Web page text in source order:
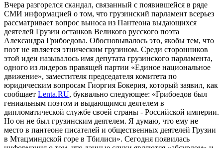
Вчера разгорелся скандал, связанный с появившейся в ряде
СМИ информацией о том, что грузинский парламент всерьез
рассматривает вопрос выноса из Пантеона выдающихся
деятелей Грузии останков Великого русского поэта
Александра Грибоедова. Обосновывалось это, якобы тем, что
поэт не является этническим грузином. Среди сторонников
этой идеи называлось имя депутата грузинского парламента,
одного из лидеров правящей партии «Единое национальное
движение», заместителя председателя комитета по
юридическим вопросам Гиоргия Бокерия, который заявил, как
сообщает Lenta.RU, буквально следующее: «Грибоедов был
гениальным поэтом и выдающимся деятелем в
дипломатической службе своей страны - Российской империи.
Но он не был грузинским деятелем. Я думаю, что ему не
место в пантеоне писателей и общественных деятелей Грузии
в Мтацминдской горе в Тбилиси». Сегодня появилась